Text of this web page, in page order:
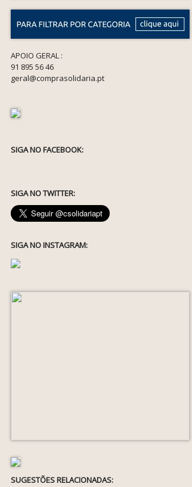
APOIO GERAL :
91 895 56 46
geral@comprasolidaria.pt
SIGA NO FACEBOOK:
SIGA NO TWITTER:
SIGA NO INSTAGRAM:
SUGESTÕES RELACIONADAS: